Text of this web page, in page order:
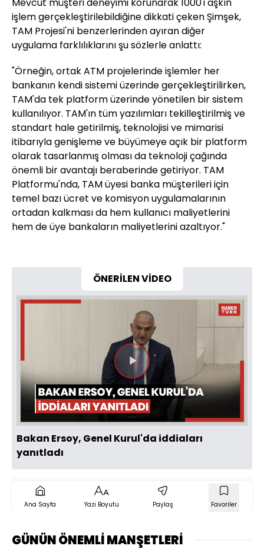
Mevcut müşteri deneyimi korunarak 1000'i aşkın
işlem gerçekleştirilebildiğine dikkati çeken Şimşek,
TAM Projesi'ni benzerlerinden ayıran diğer
uygulama farklılıklarını şu sözlerle anlattı:
"Örneğin, ortak ATM projelerinde işlemler her
bankanın kendi sistemi üzerinde gerçekleştirilirken,
TAM'da tek platform üzerinde yönetilen bir sistem
kullanılıyor. TAM'ın tüm yazılımları tekilleştirilmiş ve
standart hale getirilmiş, teknolojisi ve mimarisi
itibarıyla genişleme ve büyümeye açık bir platform
olarak tasarlanmış olması da teknoloji çağında
önemli bir avantajı beraberinde getiriyor. TAM
Platformu'nda, TAM üyesi banka müşterileri için
temel bazı ücret ve komisyon uygulamalarının
ortadan kalkması da hem kullanıcı maliyetlerini
hem de üye bankaların maliyetlerini azaltıyor."
ÖNERİLEN VİDEO
Videoyu
Oynat
Bakan Ersoy, Genel Kurul'da iddiaları
yanıtladı
Ana Sayfa Yazı Boyutu Paylaş Favoriler
GÜNÜN ÖNEMLİ MANŞETLERİ